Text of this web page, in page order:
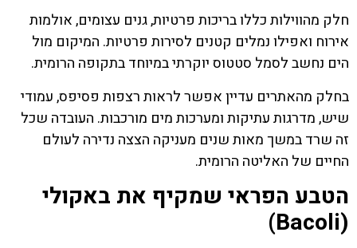
חלק מהווילות כללו בריכות פרטיות, גנים עצומים, אולמות
אירוח ואפילו נמלים קטנים לסירות פרטיות. המיקום מול
הים נחשב לסמל סטטוס יוקרתי במיוחד בתקופה הרומית.
בחלק מהאתרים עדיין אפשר לראות רצפות פסיפס, עמודי
שיש, מדרגות עתיקות ומערכות מים מורכבות. העובדה שכל
זה שרד במשך מאות שנים מעניקה הצצה נדירה לעולם
החיים של האליטה הרומית.
הטבע הפראי שמקיף את באקולי
(Bacoli)